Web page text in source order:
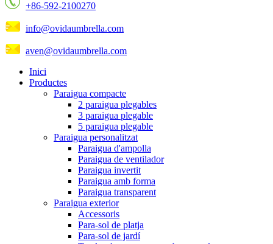
+86-592-2100270
info@ovidaumbrella.com
aven@ovidaumbrella.com
Inici
Productes
Paraigua compacte
2 paraigua plegables
3 paraigua plegable
5 paraigua plegable
Paraigua personalitzat
Paraigua d'ampolla
Paraigua de ventilador
Paraigua invertit
Paraigua amb forma
Paraigua transparent
Paraigua exterior
Accessoris
Para-sol de platja
Para-sol de jardí